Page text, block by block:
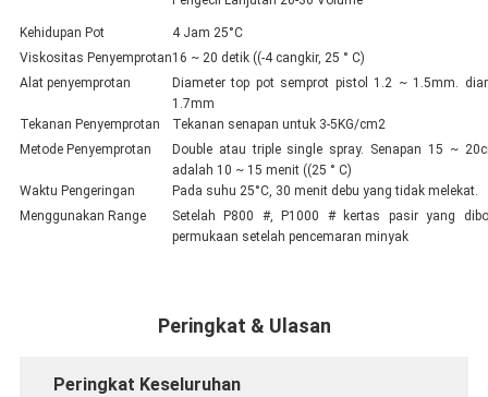
Kehidupan Pot
4 Jam 25°C
Viskositas Penyemprotan16 ~ 20 detik ((-4 cangkir, 25 ° C)
Alat penyemprotan
Diameter top pot semprot pistol 1.2 ~ 1.5mm.
1.7mm
Tekanan Penyemprotan
Tekanan senapan untuk 3-5KG/cm2
Metode Penyemprotan
Double atau triple single spray. Senapan 15 ~
adalah 10 ~ 15 menit ((25 ° C)
Waktu Pengeringan
Pada suhu 25°C, 30 menit debu yang tidak melekat.
Menggunakan Range
Setelah P800 #, P1000 # kertas pasir yang
permukaan setelah pencemaran minyak
Peringkat & Ulasan
Peringkat Keseluruhan